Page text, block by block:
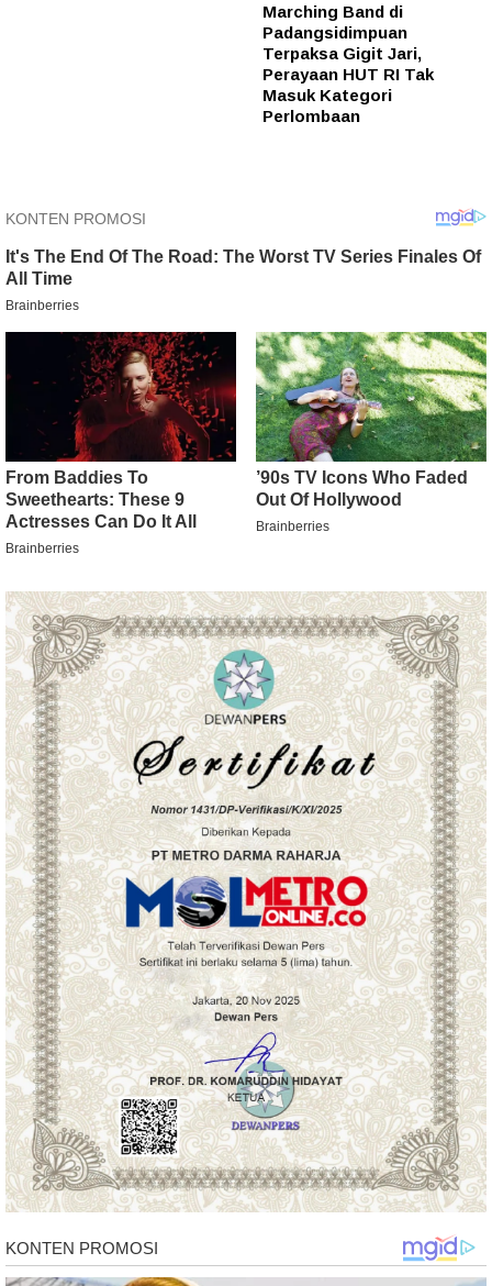
Marching Band di
Padangsidimpuan
Terpaksa Gigit Jari,
Perayaan HUT RI Tak
Masuk Kategori
Perlombaan